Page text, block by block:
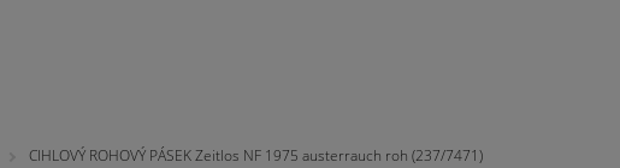
CIHLOVÝ ROHOVÝ PÁSEK Zeitlos NF 1975 austerrauch roh (237/7471)